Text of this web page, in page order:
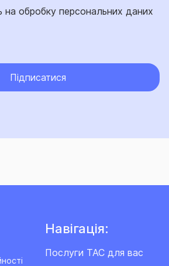
обробку персональних даних
Підписатися
Навігація:
Послуги ТАС для вас